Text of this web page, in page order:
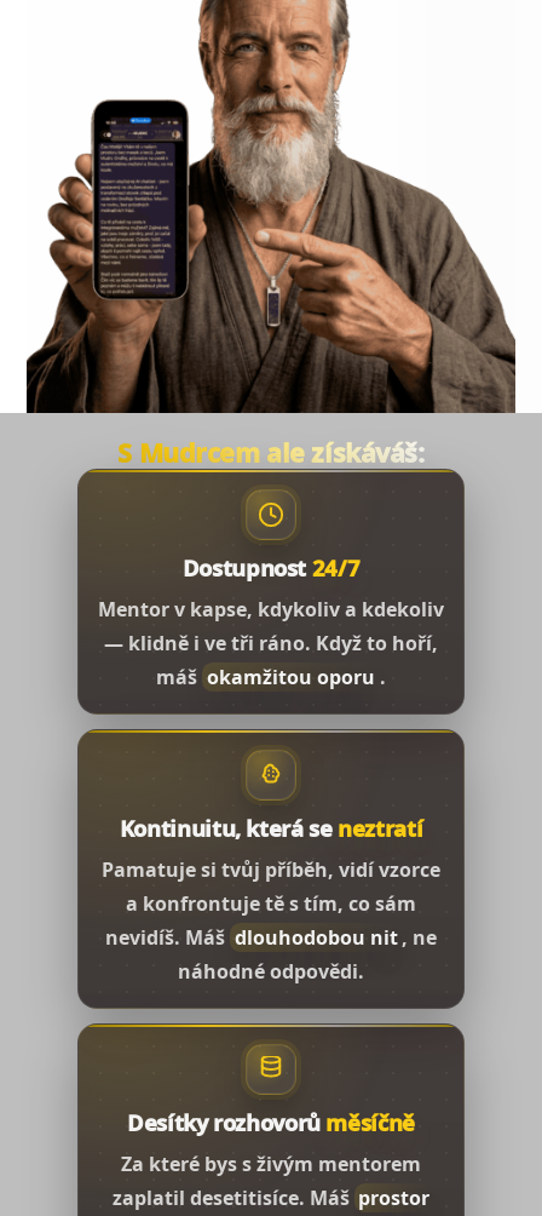
S Mudrcem ale získáváš:
Dostupnost24/7
Mentor v kapse, kdykoliv a kdekoliv
— klidně i ve tři ráno. Když to hoří,
máš okamžitou oporu .
Kontinuitu, která se neztratí
Pamatuje si tvůj příběh, vidí vzorce
a konfrontuje tě s tím, co sám
nevidíš. Máš dlouhodobou nit , ne
náhodné odpovědi.
Desítky rozhovorů měsíčně
Za které bys s živým mentorem
zaplatil desetitisíce. Máš prostor